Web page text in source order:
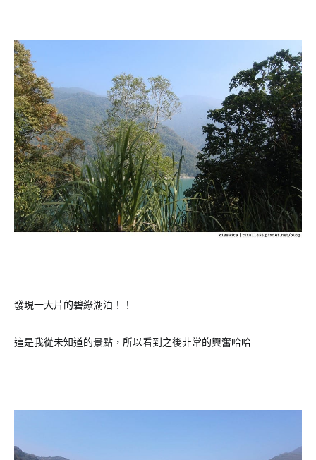
發現一大片的碧綠湖泊！！
這是我從未知道的景點，所以看到之後非常的興奮哈哈